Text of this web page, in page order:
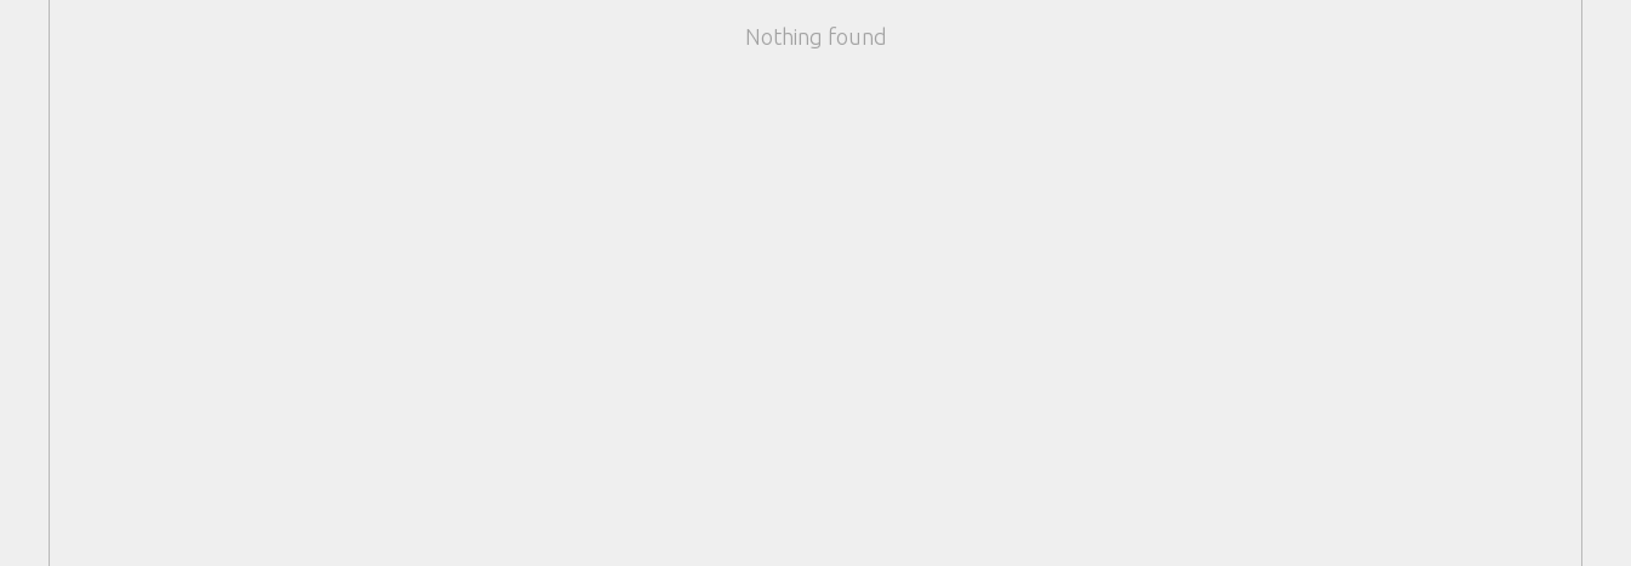
Nothing found